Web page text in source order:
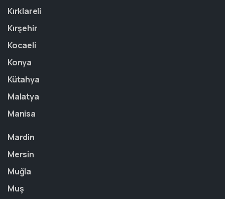
Kırklareli
Kırşehir
Kocaeli
Konya
Kütahya
Malatya
Manisa
Mardin
Mersin
Muğla
Muş